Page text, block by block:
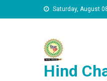
Skip to content Saturday, August
Hind